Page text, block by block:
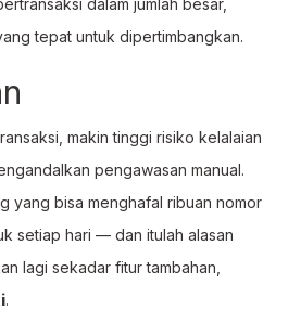
tepat untuk dipertimbangkan.
makin tinggi risiko kelalaian
pengawasan manual.
yang bisa menghafal ribuan nomor
setiap hari — dan itulah alasan
lagi sekadar fitur tambahan,
.